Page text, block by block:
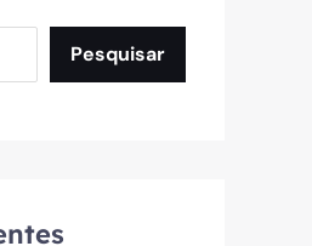
Pesquisar